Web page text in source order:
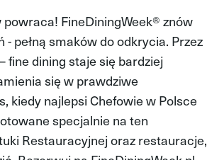
FineDiningWeek® znów
pełną smaków do odkrycia. Przez
fine dining staje się bardziej
się w prawdziwe
kiedy najlepsi Chefowie w Polsce
specjalnie na ten
Restauracyjnej oraz restauracje,